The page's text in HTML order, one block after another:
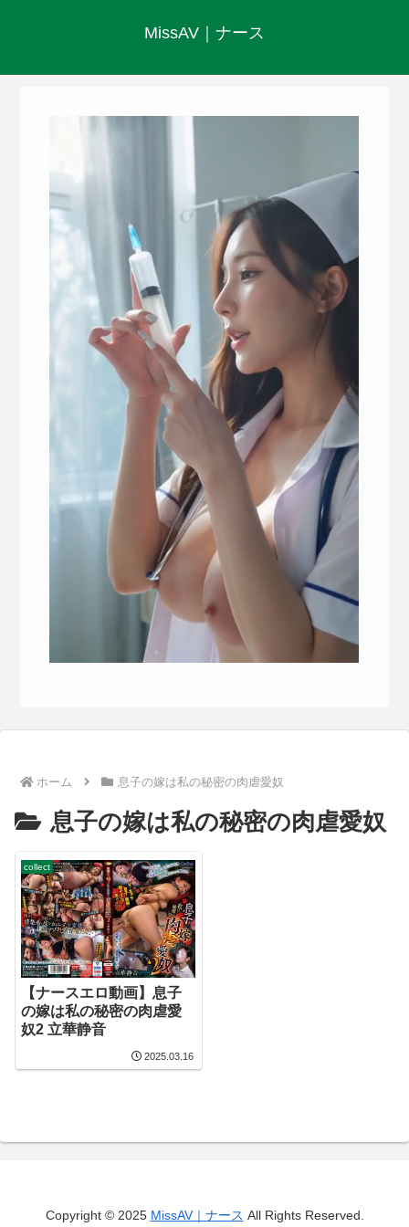
MissAV｜ナース
ホーム 息子の嫁は私の秘密の肉虐愛奴
息子の嫁は私の秘密の肉虐愛奴
collect
【ナースエロ動画】息子
の嫁は私の秘密の肉虐愛
奴2 立華静音
2025.03.16
Copyright © 2025 MissAV｜ナース All Rights Reserved.